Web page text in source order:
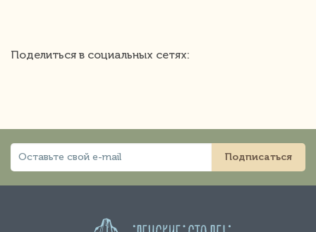
Поделиться в социальных сетях:
Подписаться